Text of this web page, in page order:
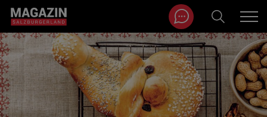
Zum Inhalt springen
BEITRÄGE IN MEINER NÄHE
Magazin durchsuchen...